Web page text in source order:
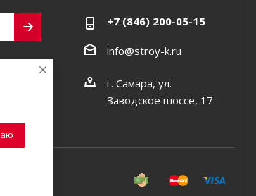
+7 (846) 200-05-15
info@stroy-k.ru
г. Самара, ул.
Заводское шоссе, 17